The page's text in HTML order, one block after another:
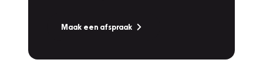
Maak een afspraak